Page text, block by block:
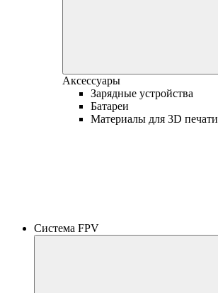
Аксессуары
Зарядные устройства
Батареи
Материалы для 3D печати
Система FPV